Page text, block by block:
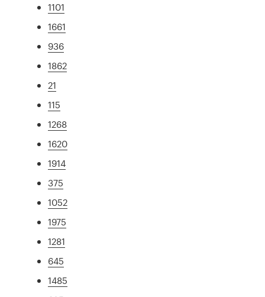
1101
1661
936
1862
21
115
1268
1620
1914
375
1052
1975
1281
645
1485